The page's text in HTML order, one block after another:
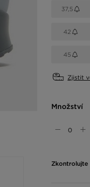
37,5
42
45
Zjistit
Množství
Zkontrolujte